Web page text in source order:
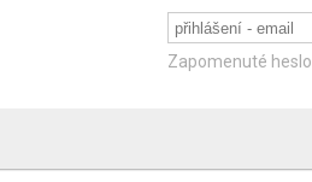
Zapomenuté heslo